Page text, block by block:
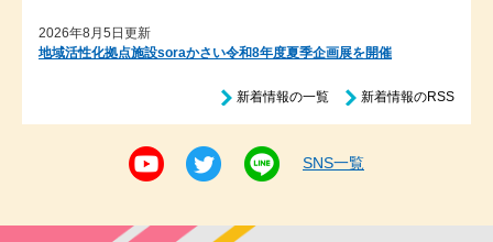
2026年8月5日更新
地域活性化拠点施設soraかさい令和8年度夏季企画展を開催
新着情報の一覧 新着情報のRSS
SNS一覧